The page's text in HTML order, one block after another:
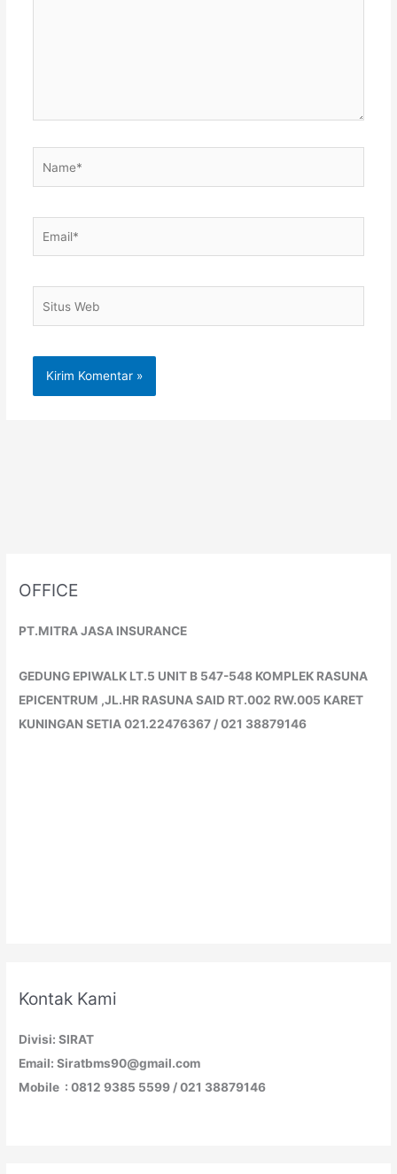
Web
OFFICE
PT.MITRA JASA INSURANCE
GEDUNG EPIWALK LT.5 UNIT B 547-548 KOMPLEK RASUNA
EPICENTRUM ,JL.HR RASUNA SAID RT.002 RW.005 KARET
KUNINGAN SETIA 021.22476367 / 021 38879146
Kontak Kami
Divisi: SIRAT
Email: Siratbms90@gmail.com
Mobile : 0812 9385 5599 / 021 38879146